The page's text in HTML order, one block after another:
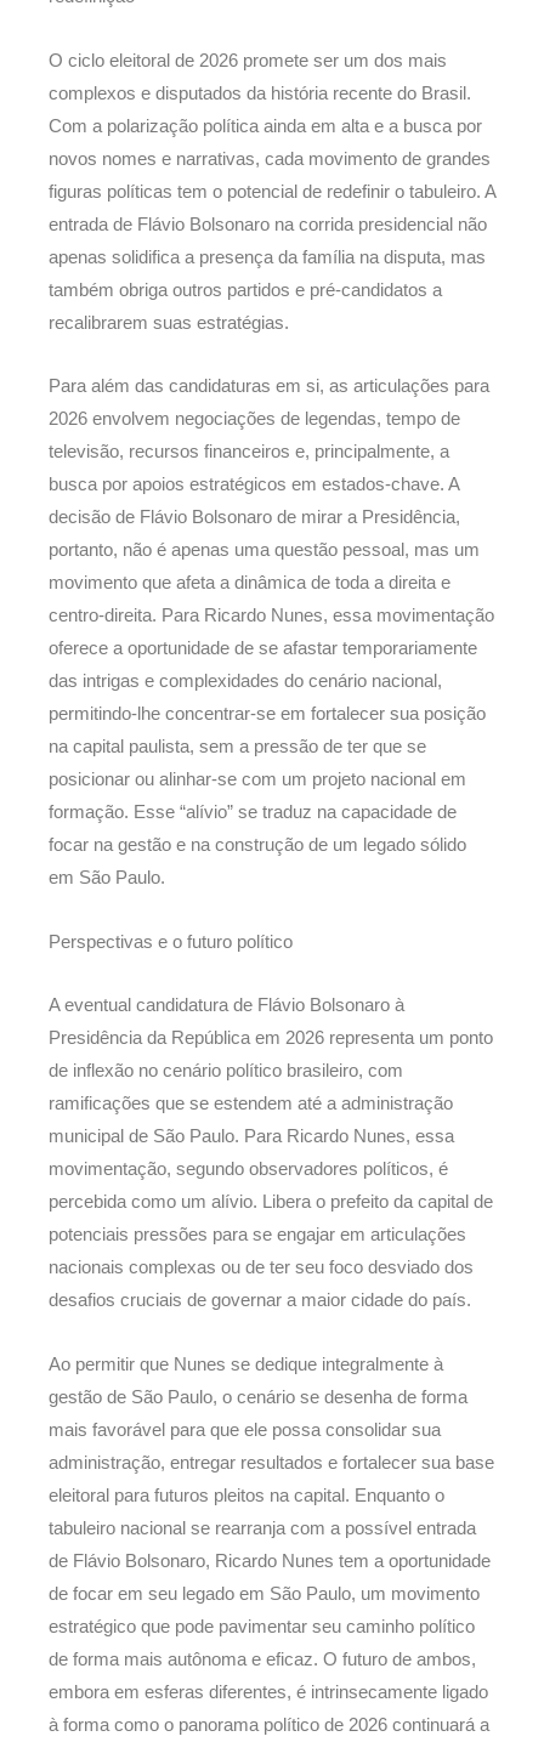
O ciclo eleitoral de 2026 promete ser um dos mais
complexos e disputados da história recente do Brasil.
Com a polarização política ainda em alta e a busca por
novos nomes e narrativas, cada movimento de grandes
figuras políticas tem o potencial de redefinir o tabuleiro. A
entrada de Flávio Bolsonaro na corrida presidencial não
apenas solidifica a presença da família na disputa, mas
também obriga outros partidos e pré-candidatos a
recalibrarem suas estratégias.
Para além das candidaturas em si, as articulações para
2026 envolvem negociações de legendas, tempo de
televisão, recursos financeiros e, principalmente, a
busca por apoios estratégicos em estados-chave. A
decisão de Flávio Bolsonaro de mirar a Presidência,
portanto, não é apenas uma questão pessoal, mas um
movimento que afeta a dinâmica de toda a direita e
centro-direita. Para Ricardo Nunes, essa movimentação
oferece a oportunidade de se afastar temporariamente
das intrigas e complexidades do cenário nacional,
permitindo-lhe concentrar-se em fortalecer sua posição
na capital paulista, sem a pressão de ter que se
posicionar ou alinhar-se com um projeto nacional em
formação. Esse “alívio” se traduz na capacidade de
focar na gestão e na construção de um legado sólido
em São Paulo.
Perspectivas e o futuro político
A eventual candidatura de Flávio Bolsonaro à
Presidência da República em 2026 representa um ponto
de inflexão no cenário político brasileiro, com
ramificações que se estendem até a administração
municipal de São Paulo. Para Ricardo Nunes, essa
movimentação, segundo observadores políticos, é
percebida como um alívio. Libera o prefeito da capital de
potenciais pressões para se engajar em articulações
nacionais complexas ou de ter seu foco desviado dos
desafios cruciais de governar a maior cidade do país.
Ao permitir que Nunes se dedique integralmente à
gestão de São Paulo, o cenário se desenha de forma
mais favorável para que ele possa consolidar sua
administração, entregar resultados e fortalecer sua base
eleitoral para futuros pleitos na capital. Enquanto o
tabuleiro nacional se rearranja com a possível entrada
de Flávio Bolsonaro, Ricardo Nunes tem a oportunidade
de focar em seu legado em São Paulo, um movimento
estratégico que pode pavimentar seu caminho político
de forma mais autônoma e eficaz. O futuro de ambos,
embora em esferas diferentes, é intrinsecamente ligado
à forma como o panorama político de 2026 continuará a